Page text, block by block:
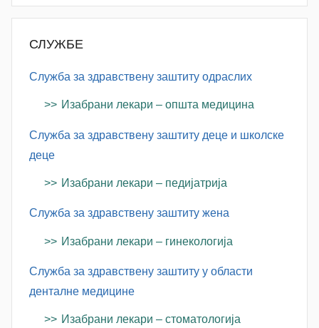
o
c
СЛУЖБЕ
Служба за здравствену заштиту одраслих
Изабрани лекари – општа медицина
Служба за здравствену заштиту деце и школске
деце
Изабрани лекари – педијатрија
Служба за здравствену заштиту жена
Изабрани лекари – гинекологија
Служба за здравствену заштиту у области
денталне медицине
Изабрани лекари – стоматологија